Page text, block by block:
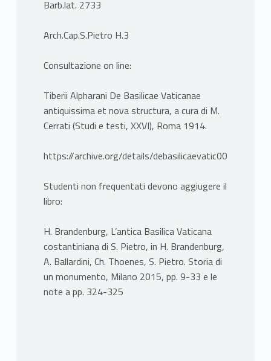
Barb.lat. 2733
Arch.Cap.S.Pietro H.3
Consultazione on line:
Tiberii Alpharani De Basilicae Vaticanae
antiquissima et nova structura, a cura di M.
Cerrati (Studi e testi, XXVI), Roma 1914.
https://archive.org/details/debasilicaevatic00alfa/
Studenti non frequentati devono aggiugere il
libro:
H. Brandenburg, L’antica Basilica Vaticana
costantiniana di S. Pietro, in H. Brandenburg,
A. Ballardini, Ch. Thoenes, S. Pietro. Storia di
un monumento, Milano 2015, pp. 9-33 e le
note a pp. 324-325